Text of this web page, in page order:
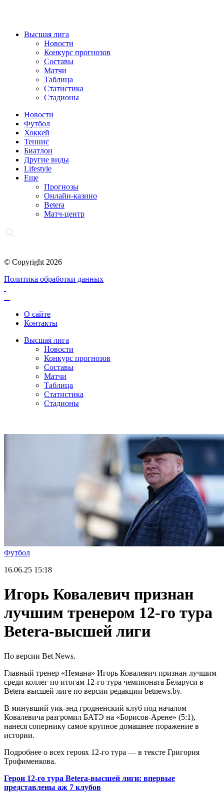
Высшая лига
Новости
Конкурс прогнозов
Составы
Матчи
Таблица
Статистика
Стадионы
Новости
Футбол
Хоккей
Теннис
Биатлон
Другие виды
Lifestyle
Еще
Прогнозы
Онлайн-казино
Betera
Матч-центр
© Copyright 2026
Политика обработки данных
О сайте
Контакты
Высшая лига
Новости
Конкурс прогнозов
Составы
Матчи
Таблица
Статистика
Стадионы
Футбол
16.06.25 15:18
Игорь Ковалевич признан
лучшим тренером 12-го тура
Betera-высшей лиги
По версии Bet News.
Главный тренер «Немана» Игорь Ковалевич признан лучшим
среди коллег по итогам 12-го тура чемпионата Беларуси в
Betera-высшей лиге по версии редакции betnews.by.
В минувший уик-энд гродненский клуб под началом
Ковалевича разгромил БАТЭ на «Борисов-Арене» (5:1),
нанеся сопернику самое крупное домашнее поражение в
истории.
Подробнее о всех героях 12-го тура — в тексте Григория
Трофименкова.
Герои 12-го тура Betera-высшей лиги: впервые
представлены аж 7 клубов